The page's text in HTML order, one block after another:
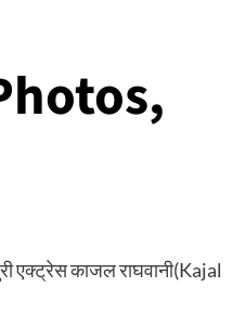
एक्ट्रेस काजल राघवानी(Kajal